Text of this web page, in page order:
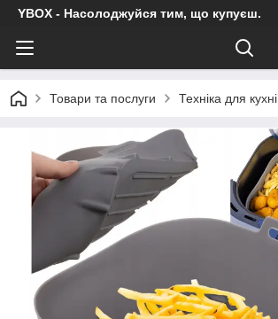
YBOX - Насолоджуйся тим, що купуєш.
Товари та послуги Техніка для кухні